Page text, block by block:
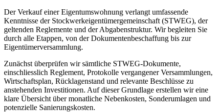
Der Verkauf einer Eigentumswohnung verlangt umfassende
Kenntnisse der Stockwerkeigentümergemeinschaft (STWEG), der
geltenden Reglemente und der Abgabenstruktur. Wir begleiten Sie
durch alle Etappen, von der Dokumentenbeschaffung bis zur
Eigentümerversammlung.
Zunächst überprüfen wir sämtliche STWEG-Dokumente,
einschliesslich Reglement, Protokolle vergangener Versammlungen,
Wirtschaftsplan, Rücklagenstand und relevante Beschlüsse zu
anstehenden Investitionen. Auf dieser Grundlage erstellen wir eine
klare Übersicht über monatliche Nebenkosten, Sonderumlagen und
potenzielle Sanierungskosten.